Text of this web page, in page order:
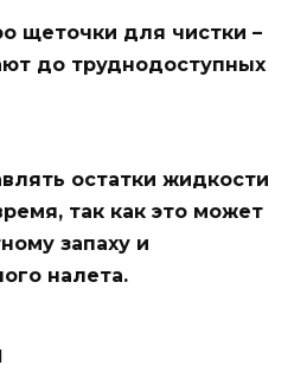
щеточки для чистки –
до труднодоступных
остатки жидкости
так как это может
запаху и
налета.